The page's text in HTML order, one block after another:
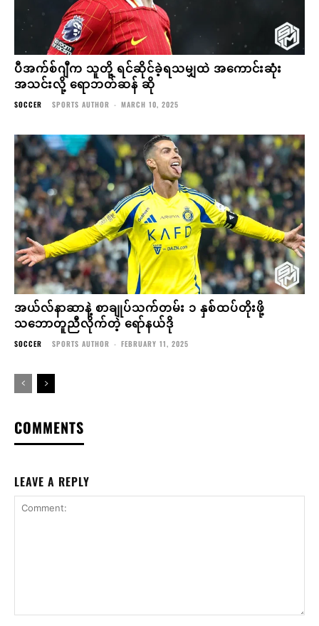
ပီအက်စ်ဂျီက သူတို့ ရင်ဆိုင်ခဲ့ရသမျှထဲ အကောင်းဆုံး
အသင်းလို့ ရောဘတ်ဆန် ဆို
SOCCER SPORTS AUTHOR - MARCH 10, 2025
အယ်လ်နာဆာနဲ့ စာချုပ်သက်တမ်း ၁ နှစ်ထပ်တိုးဖို့
သဘောတူညီလိုက်တဲ့ ရော်နယ်ဒို
SOCCER SPORTS AUTHOR - FEBRUARY 11, 2025
COMMENTS
LEAVE A REPLY